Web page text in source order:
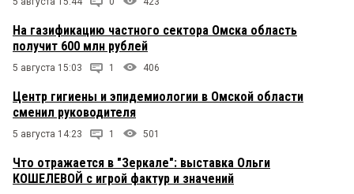
На газификацию частного сектора Омска область
получит 600 млн рублей
5 августа 15:03 1 406
Центр гигиены и эпидемиологии в Омской области
сменил руководителя
5 августа 14:23 1 501
Что отражается в "Зеркале": выставка Ольги
КОШЕЛЕВОЙ с игрой фактур и значений